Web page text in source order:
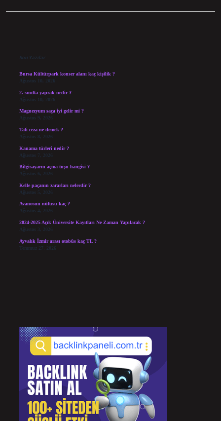
Son Yazılar
Bursa Kültürpark konser alanı kaç kişilik ?
Ağustos 10, 2026
2. sınıfta yaprak nedir ?
Ağustos 10, 2026
Magnezyum saça iyi gelir mi ?
Ağustos 9, 2026
Tali ceza ne demek ?
Ağustos 8, 2026
Kanama türleri nedir ?
Ağustos 7, 2026
Bilgisayarın açma tuşu hangisi ?
Ağustos 6, 2026
Kelle paçanın zararları nelerdir ?
Ağustos 5, 2026
Avanosun nüfusu kaç ?
Ağustos 4, 2026
2024-2025 Açık Üniversite Kayıtları Ne Zaman Yapılacak ?
Ağustos 3, 2026
Ayvalık İzmir arası otobüs kaç TL ?
Temmuz 27, 2026